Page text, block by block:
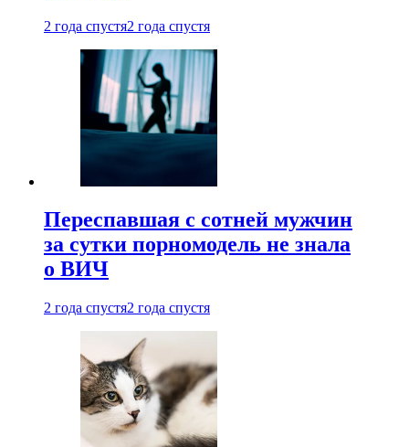
2 года спустя2 года спустя
Переспавшая с сотней мужчин
за сутки порномодель не знала
о ВИЧ
2 года спустя2 года спустя